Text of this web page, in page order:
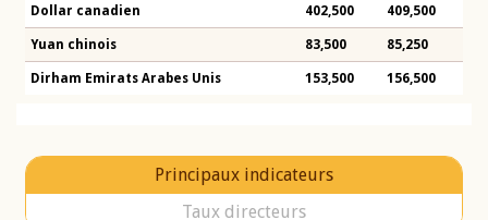
Dollar canadien 402,500 409,500
Yuan chinois 83,500 85,250
Dirham Emirats Arabes Unis 153,500 156,500
Principaux indicateurs
Taux directeurs